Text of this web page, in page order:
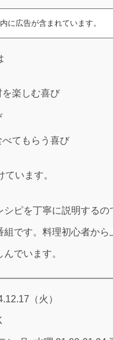
に広告が含まれています。
を楽しむ喜び
てもらう喜び
います。
シピを丁寧に説明するの
です。料理初心者から
でいます。
（火）